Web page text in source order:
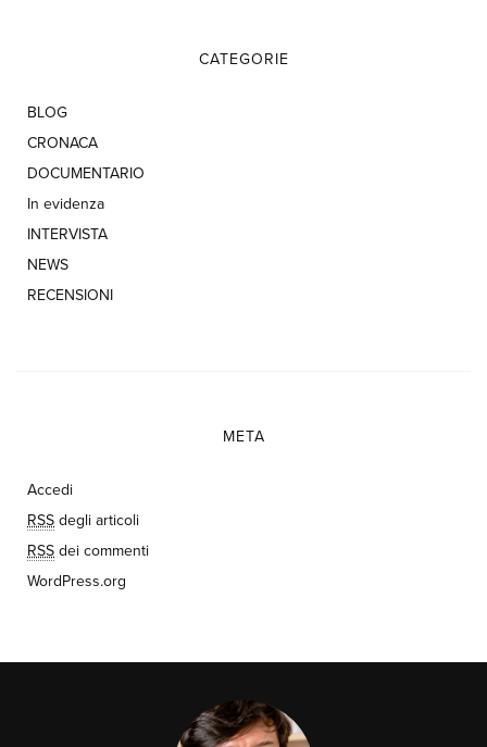
CATEGORIE
BLOG
CRONACA
DOCUMENTARIO
In evidenza
INTERVISTA
NEWS
RECENSIONI
META
Accedi
RSS degli articoli
RSS dei commenti
WordPress.org